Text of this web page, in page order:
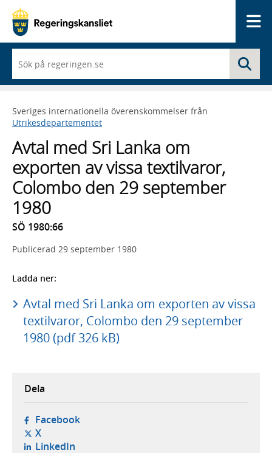
du
börjar
skriva
framträder
en
med
sökförslag
Sveriges internationella överenskommelser från
Utrikesdepartementet
Avtal med Sri Lanka om
exporten av vissa textilvaror,
Colombo den 29 september
1980
SÖ 1980:66
Publicerad 29 september 1980
Ladda ner:
Avtal med Sri Lanka om exporten av vissa
textilvaror, Colombo den 29 september
1980 (pdf 326 kB)
Dela
Facebook- öppnas i ny flik, extern webbplats,
X- öppnas i ny flik, extern webbplats,
LinkedIn- öppnas i ny flik, extern webbplats,